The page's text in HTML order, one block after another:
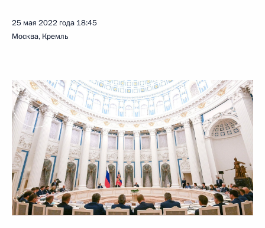
25 мая 2022 года 18:45
Москва, Кремль